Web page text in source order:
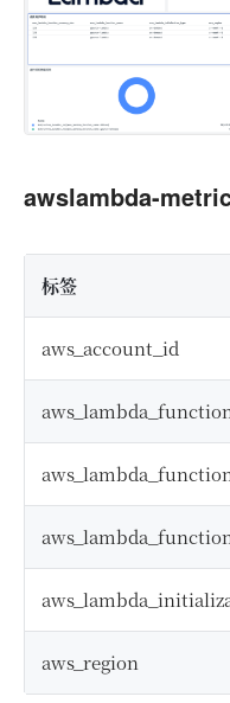
awslambda-
标签
aws_account_id
aws_region